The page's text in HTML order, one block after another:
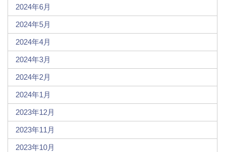
2024年6月
2024年5月
2024年4月
2024年3月
2024年2月
2024年1月
2023年12月
2023年11月
2023年10月